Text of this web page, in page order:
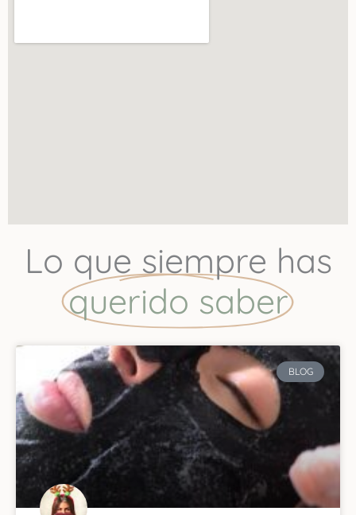
Lo que siempre has
querido saber
BLOG
P
a
e
g
P
a
g